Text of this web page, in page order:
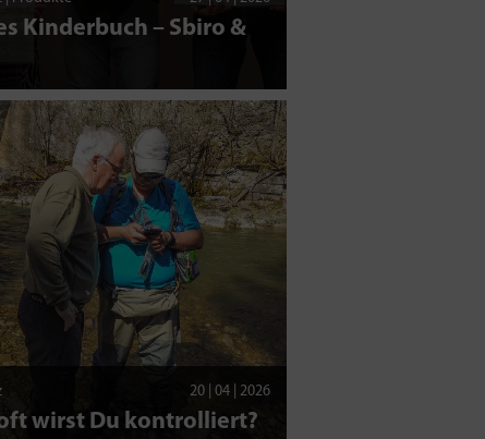
Kinderbuch – Sbiro &
20 | 04 | 2026
wirst Du kontrolliert?